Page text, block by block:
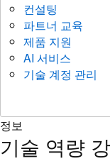
컨설팅
파트너 교육
제품 지원
AI 서비스
기술 계정 관리
정보
기술 역량